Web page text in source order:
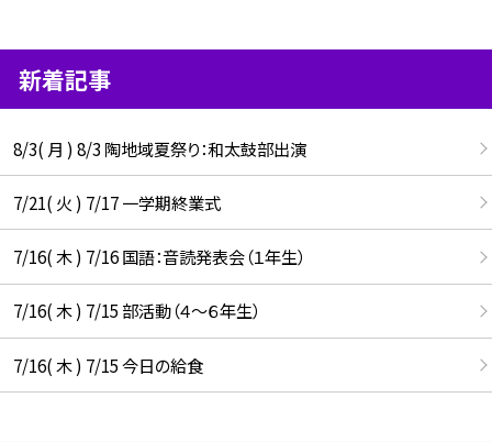
新着記事
8/3( 月 ) 8/3 陶地域夏祭り：和太鼓部出演
7/21( 火 ) 7/17 一学期終業式
7/16( 木 ) 7/16 国語：音読発表会（１年生）
7/16( 木 ) 7/15 部活動（４～６年生）
7/16( 木 ) 7/15 今日の給食